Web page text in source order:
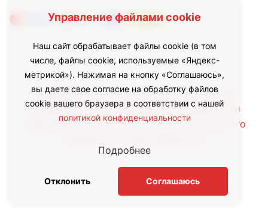
Управление файлами cookie
Наш сайт обрабатывает файлы cookie (в том
числе, файлы cookie, используемые «Яндекс-
метрикой»). Нажимая на кнопку «Соглашаюсь»,
вы даете свое согласие на обработку файлов
cookie вашего браузера в соответствии с нашей
политикой конфиденциальности
Подробнее
Отклонить Соглашаюсь
Любое использование либо копирование
материалов с сайта, элементов дизайна или
оформления допускается лишь с письменного